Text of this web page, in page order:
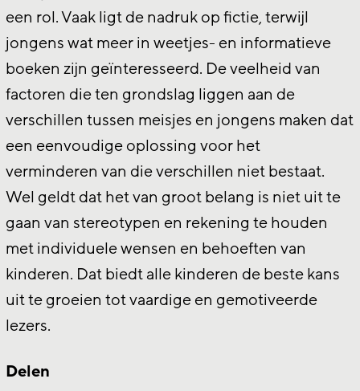
een rol. Vaak ligt de nadruk op fictie, terwijl
jongens wat meer in weetjes- en informatieve
boeken zijn geïnteresseerd. De veelheid van
factoren die ten grondslag liggen aan de
verschillen tussen meisjes en jongens maken dat
een eenvoudige oplossing voor het
verminderen van die verschillen niet bestaat.
Wel geldt dat het van groot belang is niet uit te
gaan van stereotypen en rekening te houden
met individuele wensen en behoeften van
kinderen. Dat biedt alle kinderen de beste kans
uit te groeien tot vaardige en gemotiveerde
lezers.
Delen